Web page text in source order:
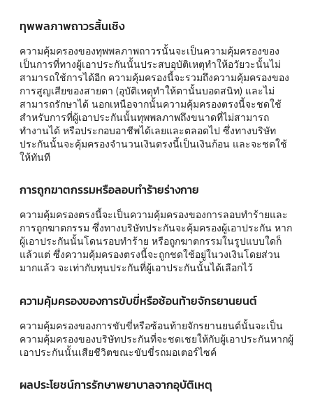
ทุพพลภาพถาวรสิ้นเชิง
ความคุ้มครองของทุพพลภาพถาวรนั้นจะเป็นความคุ้มครองของ
เป็นการที่ทางผู้เอาประกันนั้นประสบอุบัติเหตุทำให้อวัยวะนั้นไม่
สามารถใช้การได้อีก ความคุ้มครองนี้จะรวมถึงความคุ้มครองของ
การสูญเสียของสายตา (อุบัติเหตุทำให้ตานั้นบอดสนิท) และไม่
สามารถรักษาได้ นอกเหนือจากนั้นความคุ้มครองตรงนี้จะชดใช้
สำหรับการที่ผู้เอาประกันนั้นทุพพลภาพถึงขนาดที่ไม่สามารถ
ทำงานได้ หรือประกอบอาชีพได้เลยและตลอดไป ซึ่งทางบริษัท
ประกันนั้นจะคุ้มครองจำนวนเงินตรงนี้เป็นเงินก้อน และจะชดใช้
ให้ทันที
การถูกฆาตกรรมหรือลอบทำร้ายร่างกาย
ความคุ้มครองตรงนี้จะเป็นความคุ้มครองของการลอบทำร้ายและ
การถูกฆาตกรรม ซึ่งทางบริษัทประกันจะคุ้มครองผู้เอาประกัน หาก
ผู้เอาประกันนั้นโดนรอบทำร้าย หรือถูกฆาตกรรมในรูปแบบใดก็
แล้วแต่ ซึ่งความคุ้มครองตรงนี้จะถูกชดใช้อยู่ในวงเงินโดยส่วน
มากแล้ว จะเท่ากับทุนประกันที่ผู้เอาประกันนั้นได้เลือกไว้
ความคุ้มครองของการขับขี่หรือซ้อนท้ายจักรยานยนต์
ความคุ้มครองของการขับขี่หรือซ้อนท้ายจักรยานยนต์นั้นจะเป็น
ความคุ้มครองของบริษัทประกันที่จะชดเชยให้กับผู้เอาประกันหากผู้
เอาประกันนั้นเสียชีวิตขณะขับขี่รถมอเตอร์ไซค์
ผลประโยชน์การรักษาพยาบาลจากอุบัติเหตุ